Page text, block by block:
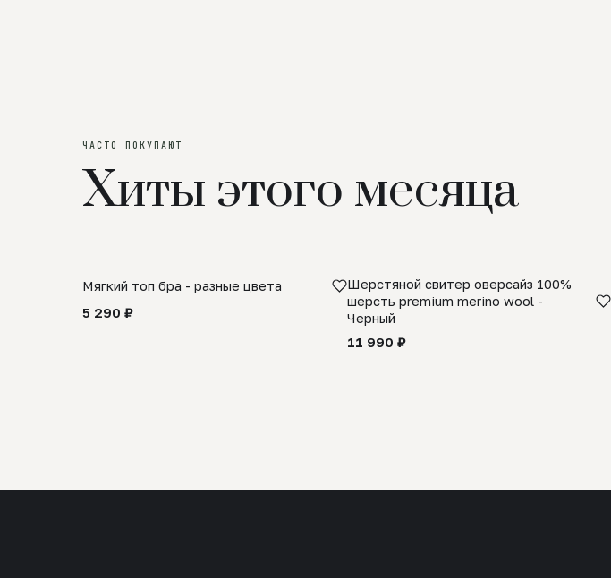
ЧАСТО ПОКУПАЮТ
Хиты этого месяца
Мягкий топ бра - разные цвета
5 290 ₽
Шерстяной свитер оверсайз 100%
шерсть premium merino wool -
Черный
11 990 ₽